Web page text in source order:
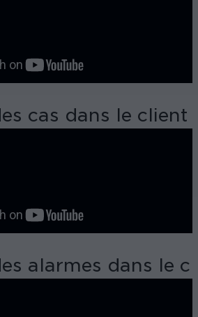
cas dans le client
alarmes dans le